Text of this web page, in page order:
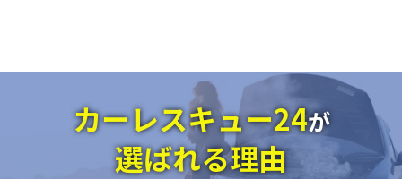
カーレスキュー24が
選ばれる理由